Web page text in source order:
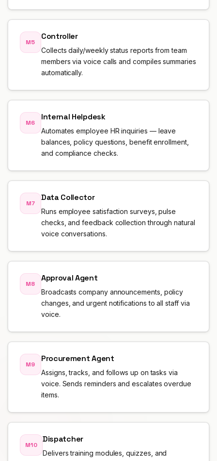
23 индустрии →
M5
Controller
Collects daily/weekly status reports from team
members via voice calls and compiles summaries
automatically.
M6
Internal Helpdesk
Automates employee HR inquiries — leave
balances, policy questions, benefit enrollment,
and compliance checks.
M7
Data Collector
Runs employee satisfaction surveys, pulse
checks, and feedback collection through natural
voice conversations.
M8
Approval Agent
Broadcasts company announcements, policy
changes, and urgent notifications to all staff via
voice.
M9
Procurement Agent
Assigns, tracks, and follows up on tasks via
voice. Sends reminders and escalates overdue
items.
M10
Dispatcher
Delivers training modules, quizzes, and